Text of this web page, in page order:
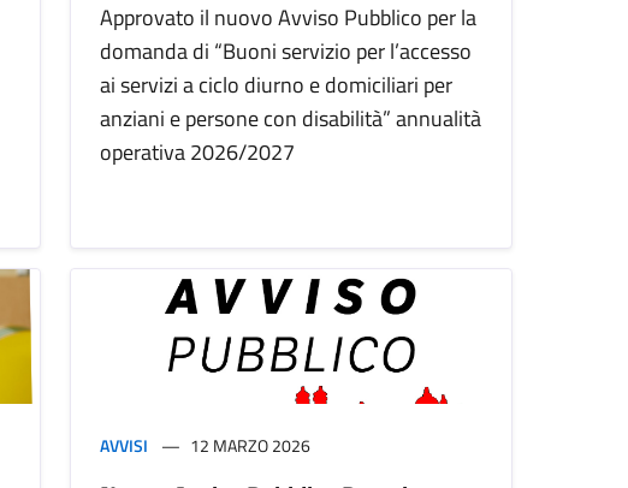
Approvato il nuovo Avviso Pubblico per la
domanda di “Buoni servizio per l’accesso
ai servizi a ciclo diurno e domiciliari per
anziani e persone con disabilità” annualità
operativa 2026/2027
AVVISI 12 MARZO 2026